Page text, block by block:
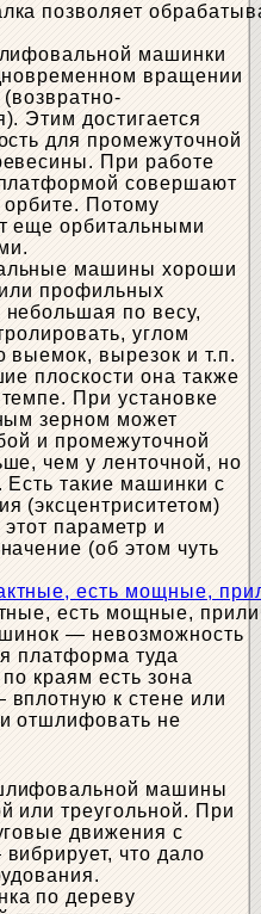
позволяет
машинки
вращении
Этим достигается
для промежуточной
При работе
совершают
Потому
еще орбитальными
машины хороши
профильных
по весу,
углом
выемок, вырезок и т.п.
плоскости она также
При установке
зерном может
и промежуточной
чем у ленточной, но
такие машинки с
(эксцентриситетом)
параметр и
(об этом чуть
есть мощные,
— невозможность
платформа туда
краям есть зона
к стене или
отшлифовать не
машины
или треугольной. При
движения с
что дало
по дереву